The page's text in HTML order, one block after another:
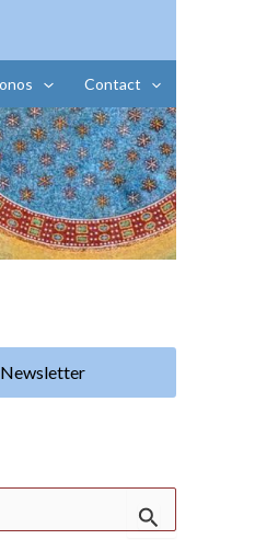
Contact
Newsletter